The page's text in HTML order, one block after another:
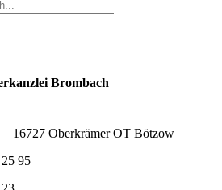
Brombach
16727 Oberkrämer OT Bötzow
95